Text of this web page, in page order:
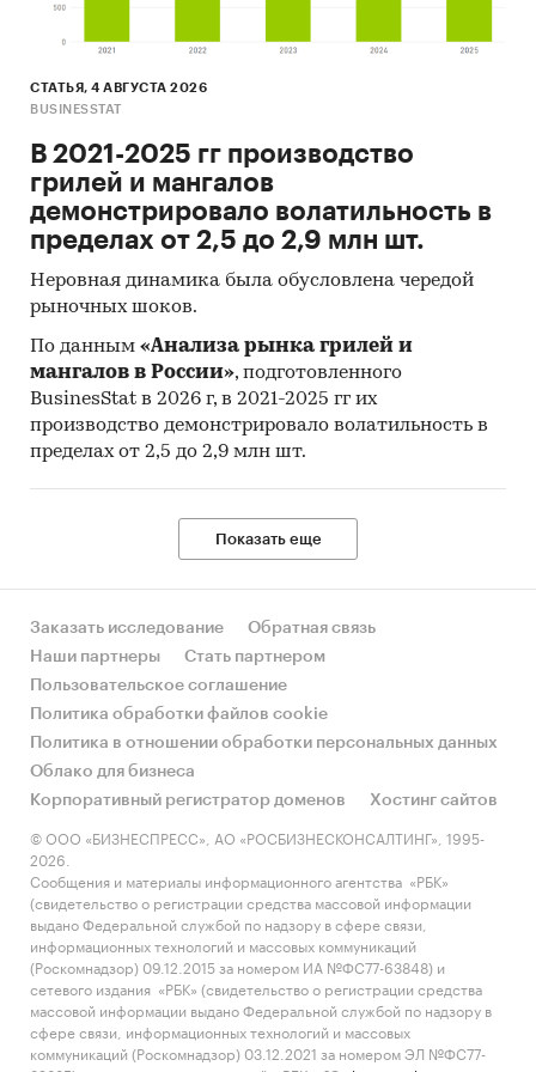
СТАТЬЯ, 4 АВГУСТА 2026
BUSINESSTAT
В 2021-2025 гг производство
грилей и мангалов
демонстрировало волатильность в
пределах от 2,5 до 2,9 млн шт.
Неровная динамика была обусловлена чередой
рыночных шоков.
По данным «Анализа рынка грилей и
мангалов в России», подготовленного
BusinesStat в 2026 г, в 2021-2025 гг их
производство демонстрировало волатильность в
пределах от 2,5 до 2,9 млн шт.
Показать еще
Заказать исследование
Обратная связь
Наши партнеры
Стать партнером
Пользовательское соглашение
Политика обработки файлов cookie
Политика в отношении обработки персональных данных
Облако для бизнеса
Корпоративный регистратор доменов
Хостинг сайтов
© ООО «БИЗНЕСПРЕСС», АО «РОСБИЗНЕСКОНСАЛТИНГ», 1995-
2026.
Сообщения и материалы информационного агентства «РБК»
(свидетельство о регистрации средства массовой информации
выдано Федеральной службой по надзору в сфере связи,
информационных технологий и массовых коммуникаций
(Роскомнадзор) 09.12.2015 за номером ИА №ФС77-63848) и
сетевого издания «РБК» (свидетельство о регистрации средства
массовой информации выдано Федеральной службой по надзору в
сфере связи, информационных технологий и массовых
коммуникаций (Роскомнадзор) 03.12.2021 за номером ЭЛ №ФС77-